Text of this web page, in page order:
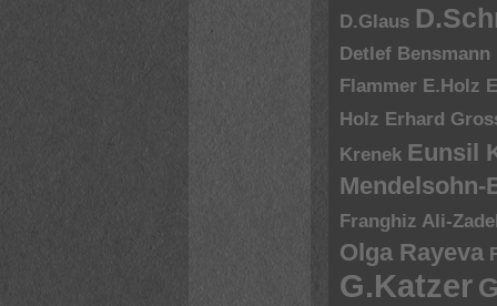
D.Glaus
Detlef Bensmann
Flammer E.Holz
Holz Erhard
Krenek Eunsil
Mendelsohn-
Franghiz Ali-
Olga Rayeva
G.Katzer